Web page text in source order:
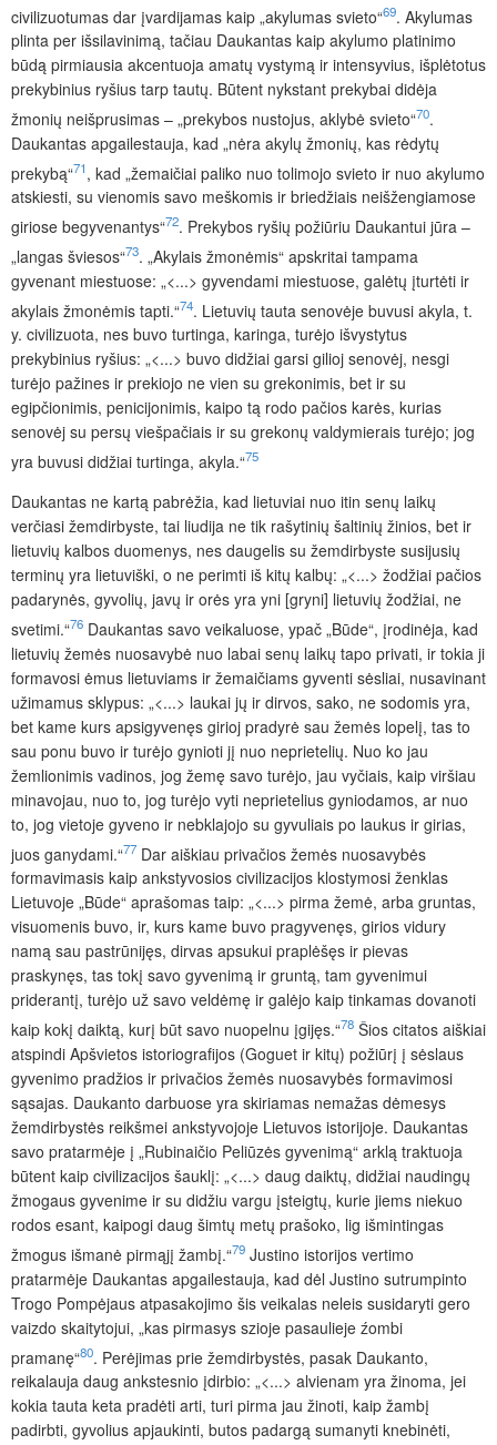
civilizuotumas dar įvardijamas kaip „akylumas svieto“69. Akylumas
plinta per išsilavinimą, tačiau Daukantas kaip akylumo platinimo
būdą pirmiausia akcentuoja amatų vystymą ir intensyvius, išplėtotus
prekybinius ryšius tarp tautų. Būtent nykstant prekybai didėja
žmonių neišprusimas – „prekybos nustojus, aklybė svieto“70.
Daukantas apgailestauja, kad „nėra akylų žmonių, kas rėdytų
prekybą“71, kad „žemaičiai paliko nuo tolimojo svieto ir nuo akylumo
atskiesti, su vienomis savo meškomis ir briedžiais neišžengiamose
giriose begyvenantys“72. Prekybos ryšių požiūriu Daukantui jūra –
„langas šviesos“73. „Akylais žmonėmis“ apskritai tampama
gyvenant miestuose: „<...> gyvendami miestuose, galėtų įturtėti ir
akylais žmonėmis tapti.“74. Lietuvių tauta senovėje buvusi akyla, t.
y. civilizuota, nes buvo turtinga, karinga, turėjo išvystytus
prekybinius ryšius: „<...> buvo didžiai garsi gilioj senovėj, nesgi
turėjo pažines ir prekiojo ne vien su grekonimis, bet ir su
egipčionimis, penicijonimis, kaipo tą rodo pačios karės, kurias
senovėj su persų viešpačiais ir su grekonų valdymierais turėjo; jog
yra buvusi didžiai turtinga, akyla.“75
Daukantas ne kartą pabrėžia, kad lietuviai nuo itin senų laikų
verčiasi žemdirbyste, tai liudija ne tik rašytinių šaltinių žinios, bet ir
lietuvių kalbos duomenys, nes daugelis su žemdirbyste susijusių
terminų yra lietuviški, o ne perimti iš kitų kalbų: „<...> žodžiai pačios
padarynės, gyvolių, javų ir orės yra yni [gryni] lietuvių žodžiai, ne
svetimi.“76 Daukantas savo veikaluose, ypač „Būde“, įrodinėja, kad
lietuvių žemės nuosavybė nuo labai senų laikų tapo privati, ir tokia ji
formavosi ėmus lietuviams ir žemaičiams gyventi sėsliai, nusavinant
užimamus sklypus: „<...> laukai jų ir dirvos, sako, ne sodomis yra,
bet kame kurs apsigyvenęs girioj pradyrė sau žemės lopelį, tas to
sau ponu buvo ir turėjo gynioti jį nuo neprietelių. Nuo ko jau
žemlionimis vadinos, jog žemę savo turėjo, jau vyčiais, kaip viršiau
minavojau, nuo to, jog turėjo vyti neprietelius gyniodamos, ar nuo
to, jog vietoje gyveno ir nebklajojo su gyvuliais po laukus ir girias,
juos ganydami.“77 Dar aiškiau privačios žemės nuosavybės
formavimasis kaip ankstyvosios civilizacijos klostymosi ženklas
Lietuvoje „Būde“ aprašomas taip: „<...> pirma žemė, arba gruntas,
visuomenis buvo, ir, kurs kame buvo pragyvenęs, girios vidury
namą sau pastrūnijęs, dirvas apsukui praplėšęs ir pievas
praskynęs, tas tokį savo gyvenimą ir gruntą, tam gyvenimui
priderantį, turėjo už savo veldėmę ir galėjo kaip tinkamas dovanoti
kaip kokį daiktą, kurį būt savo nuopelnu įgijęs.“78 Šios citatos aiškiai
atspindi Apšvietos istoriografijos (Goguet ir kitų) požiūrį į sėslaus
gyvenimo pradžios ir privačios žemės nuosavybės formavimosi
sąsajas. Daukanto darbuose yra skiriamas nemažas dėmesys
žemdirbystės reikšmei ankstyvojoje Lietuvos istorijoje. Daukantas
savo pratarmėje į „Rubinaičio Peliūzės gyvenimą“ arklą traktuoja
būtent kaip civilizacijos šauklį: „<...> daug daiktų, didžiai naudingų
žmogaus gyvenime ir su didžiu vargu įsteigtų, kurie jiems niekuo
rodos esant, kaipogi daug šimtų metų prašoko, lig išmintingas
žmogus išmanė pirmąjį žambį.“79 Justino istorijos vertimo
pratarmėje Daukantas apgailestauja, kad dėl Justino sutrumpinto
Trogo Pompėjaus atpasakojimo šis veikalas neleis susidaryti gero
vaizdo skaitytojui, „kas pirmasys szioje pasaulieje źombi
pramanę“80. Perėjimas prie žemdirbystės, pasak Daukanto,
reikalauja daug ankstesnio įdirbio: „<...> alvienam yra žinoma, jei
kokia tauta keta pradėti arti, turi pirma jau žinoti, kaip žambį
padirbti, gyvolius apjaukinti, butos padargą sumanyti knebinėti,